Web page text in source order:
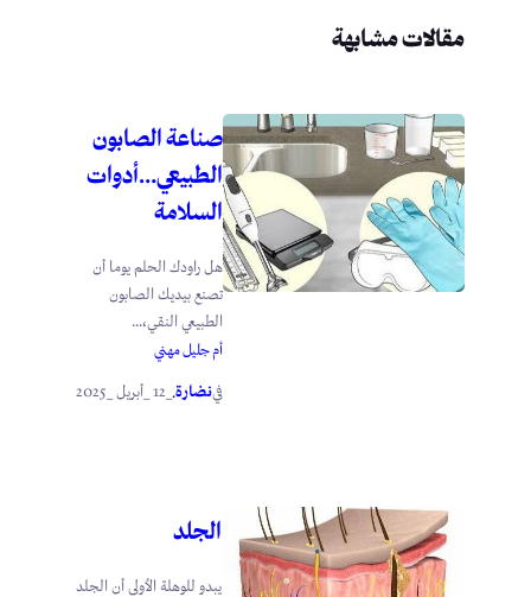
مقالات مشابهة
صناعة الصابون
الطبيعي…أدوات
السلامة
هل راودك الحلم يوما أن
تصنع بيديك الصابون
الطبيعي النقي،...
أم جليل مهني
فينضارة. _12 _أبريل _2025
الجلد
يبدو للوهلة الأولى أن الجلد